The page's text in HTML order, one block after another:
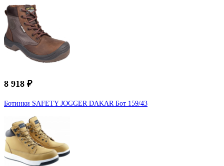
8 918 ₽
Ботинки SAFETY JOGGER DAKAR Бот 159/43